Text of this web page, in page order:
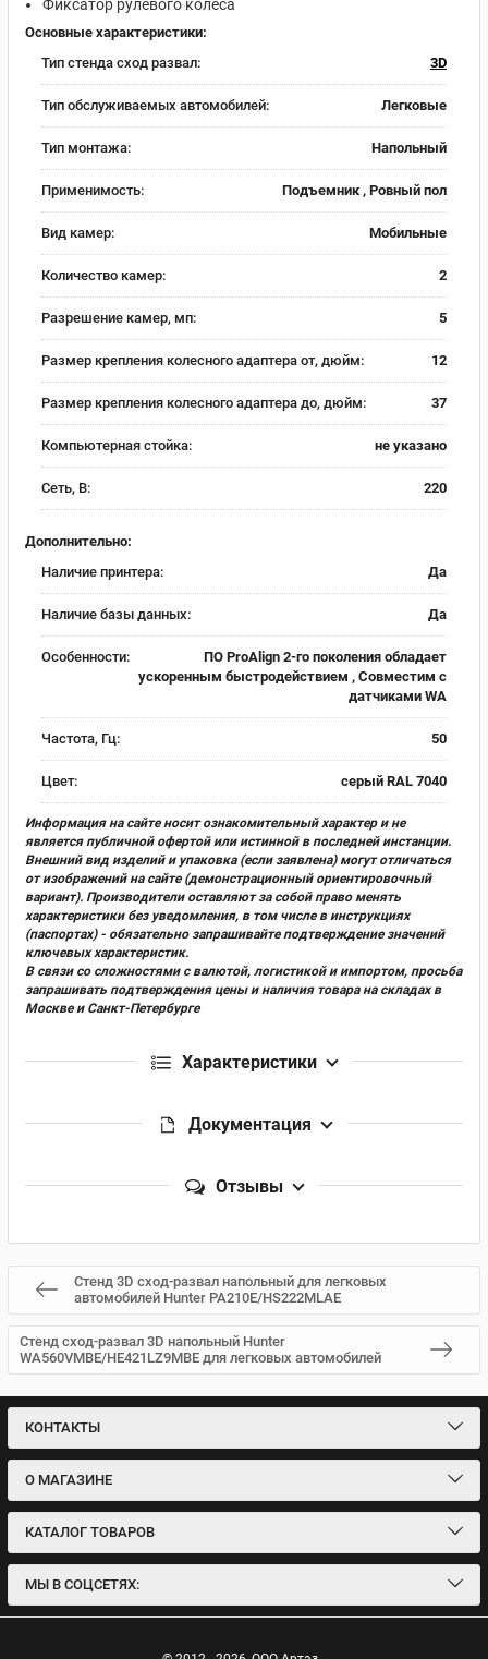
Фиксатор рулевого колеса
Основные характеристики:
Тип стенда сход развал:
3D
Тип обслуживаемых автомобилей: Легковые
Тип монтажа: Напольный
Применимость: Подъемник , Ровный пол
Вид камер: Мобильные
Количество камер: 2
Разрешение камер, мп: 5
Размер крепления колесного адаптера от, дюйм: 12
Размер крепления колесного адаптера до, дюйм: 37
Компьютерная стойка: не указано
Сеть, В: 220
Дополнительно:
Наличие принтера:
Да
Наличие базы данных: Да
Особенности:
ПО ProAlign 2-го поколения обладает
ускоренным быстродействием , Совместим с
датчиками WA
Частота, Гц: 50
Цвет: серый RAL 7040
Информация на сайте носит ознакомительный характер и не
является публичной офертой или истинной в последней инстанции.
Внешний вид изделий и упаковка (если заявлена) могут отличаться
от изображений на сайте (демонстрационный ориентировочный
вариант). Производители оставляют за собой право менять
характеристики без уведомления, в том числе в инструкциях
(паспортах) - обязательно запрашивайте подтверждение значений
ключевых характеристик.
В связи со сложностями с валютой, логистикой и импортом, просьба
запрашивать подтверждения цены и наличия товара на складах в
Москве и Санкт-Петербурге
Характеристики
Документация
Отзывы
Стенд 3D сход-развал напольный для легковых
автомобилей Hunter PA210E/HS222MLAE
Стенд сход-развал 3D напольный Hunter
WA560VMBE/HE421LZ9MBE для легковых автомобилей
КОНТАКТЫ
О МАГАЗИНЕ
КАТАЛОГ ТОВАРОВ
МЫ В СОЦСЕТЯХ: